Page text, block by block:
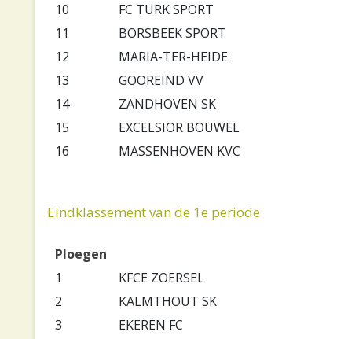
10
FC TURK SPORT
11
BORSBEEK SPORT
12
MARIA-TER-HEIDE
13
GOOREIND VV
14
ZANDHOVEN SK
15
EXCELSIOR BOUWEL
16
MASSENHOVEN KVC
Eindklassement van de 1e periode
Ploegen
1
KFCE ZOERSEL
2
KALMTHOUT SK
3
EKEREN FC